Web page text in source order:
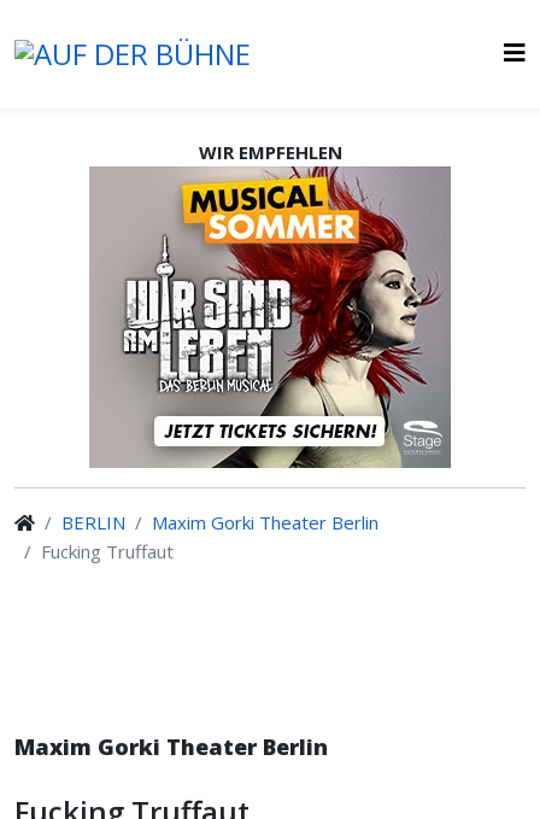
WIR EMPFEHLEN
BERLIN
Maxim Gorki Theater Berlin
Fucking Truffaut
Maxim Gorki Theater Berlin